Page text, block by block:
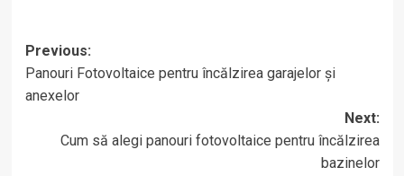
Post
navigation
Previous:
Panouri Fotovoltaice pentru încălzirea garajelor și
anexelor
Next:
Cum să alegi panouri fotovoltaice pentru încălzirea
bazinelor